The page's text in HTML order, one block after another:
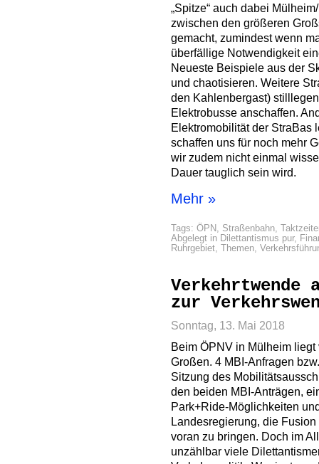
„Spitze“ auch dabei
zwischen den größeren
gemacht, zumindest wenn
überfällige Notwendigkeit
Neueste Beispiele aus der
und chaotisieren. Weitere
den Kahlenbergast)
Elektrobusse anschaffen.
Elektromobilität der StraBas
schaffen uns für noch mehr
wir zudem nicht einmal
Dauer tauglich sein wird.
Mehr »
Tags: ÖPN, Straßenbahn,
Abgelegt in Dilettantismus pur,
Ruhrgebiet, Themen,
Verkehrtwende
zur
Sonntag, 13. Mai 2018
Beim ÖPNV in Mülheim
Großen. 4 MBI-Anfragen
Sitzung des
den beiden MBI-Anträgen,
Park+Ride-Möglichkeiten
Landesregierung, die
voran zu bringen. Doch im
unzählbar viele